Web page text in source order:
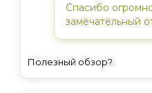
Спасибо
замечательный
Полезный обзор?